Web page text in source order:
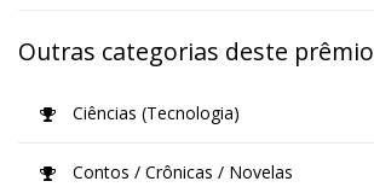
Outras categorias deste prêmio
Ciências (Tecnologia)
Contos / Crônicas / Novelas